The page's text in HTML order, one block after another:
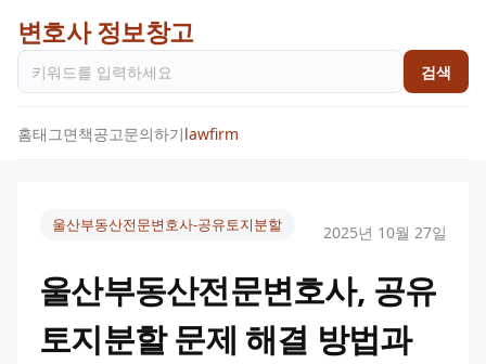
변호사 정보창고
검색
홈태그면책공고문의하기lawfirm
울산부동산전문변호사-공유토지분할 2025년 10월 27일
울산부동산전문변호사, 공유
토지분할 문제 해결 방법과